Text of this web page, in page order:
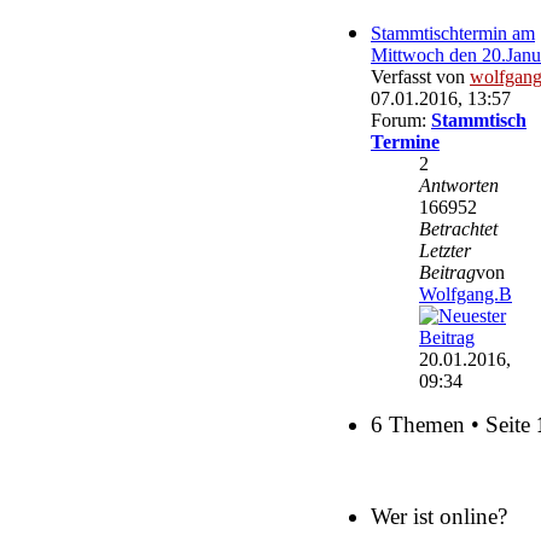
Stammtischtermin am
Mittwoch den
Verfasst von wolfgang
07.01.2016, 13:57
Forum: Stammtisch
Termine
2
Antworten
166952
Betrachtet
Letzter
Beitragvon
Wolfgang.B
20.01.2016,
09:34
6 Themen • Seite
Wer ist online?